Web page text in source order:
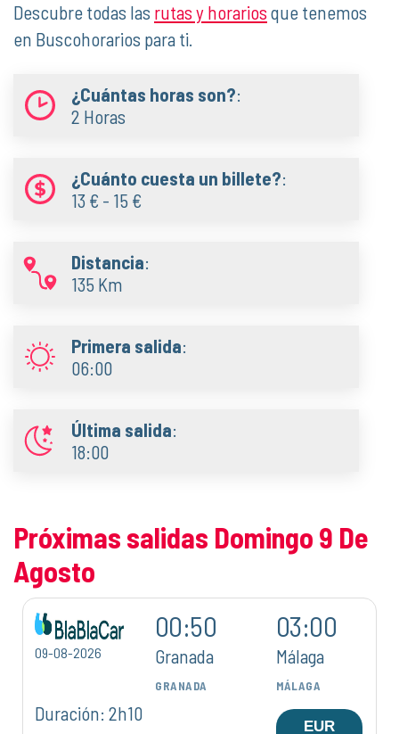
Descubre todas las rutas y horarios que tenemos
en Buscohorarios para ti.
¿Cuántas horas son?:
2 Horas
¿Cuánto cuesta un billete?:
13 € - 15 €
Distancia:
135 Km
Primera salida:
06:00
Última salida:
18:00
Próximas salidas Domingo 9 De
Agosto
09-08-2026
00:50
Granada
GRANADA
03:00
Málaga
MÁLAGA
Duración: 2h10
EUR